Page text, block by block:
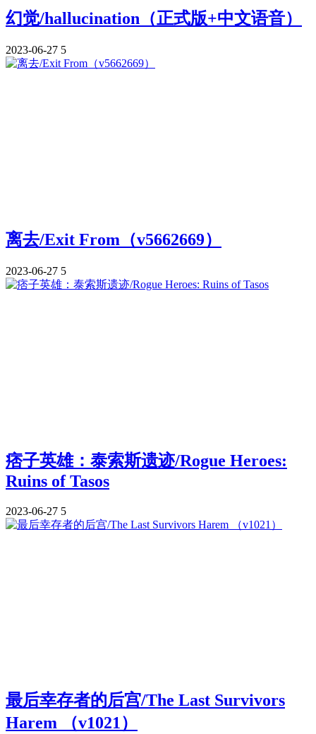
幻觉/hallucination（正式版+中文语音）
2023-06-27 5
离去/Exit From（v5662669）
2023-06-27 5
痞子英雄：泰索斯遗迹/Rogue Heroes:
Ruins of Tasos
2023-06-27 5
最后幸存者的后宫/The Last Survivors
Harem （v1021）